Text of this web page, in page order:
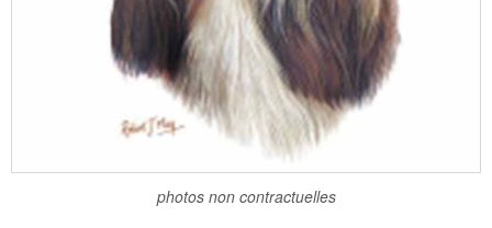
photos non contractuelles